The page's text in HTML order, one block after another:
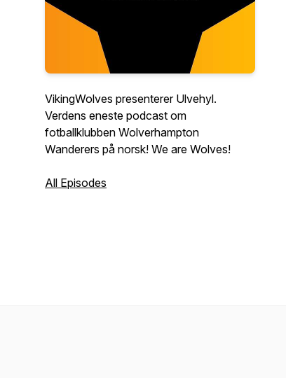
VikingWolves presenterer Ulvehyl.
Verdens eneste podcast om
fotballklubben Wolverhampton
Wanderers på norsk! We are Wolves!
All Episodes